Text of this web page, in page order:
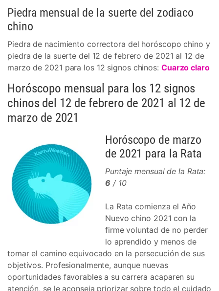
Piedra mensual de la suerte del zodiaco
chino
Piedra de nacimiento correctora del horóscopo chino y
piedra de la suerte del 12 de febrero de 2021 al 12 de
marzo de 2021 para los 12 signos chinos: Cuarzo claro
Horóscopo mensual para los 12 signos
chinos del 12 de febrero de 2021 al 12 de
marzo de 2021
Horóscopo de marzo
de 2021 para la Rata
Puntaje mensual de la Rata:
6 / 10
La Rata comienza el Año
Nuevo chino 2021 con la
firme voluntad de no perder
lo aprendido y menos de
tomar el camino equivocado en la persecución de sus
objetivos. Profesionalmente, aunque nuevas
oportunidades favorables a su carrera acaparen su
atención, se le aconseja priorizar sobre todo el cuidado